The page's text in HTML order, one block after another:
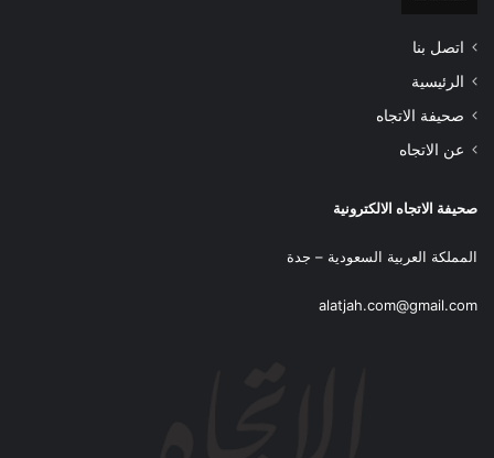
اتصل بنا
الرئيسية
صحيفة الاتجاه
عن الاتجاه
صحيفة الاتجاه الالكترونية
المملكة العربية السعودية – جدة
alatjah.com@gmail.com